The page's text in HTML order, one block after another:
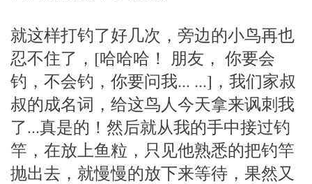
就这样打钓了好几次，旁边的小鸟再也
忍不住了，[哈哈哈！ 朋友， 你要会
钓，不会钓，你要问我... ...]，我们家叔
叔的成名词，给这鸟人今天拿来讽刺我
了...真是的！然后就从我的手中接过钓
竿，在放上鱼粒，只见他熟悉的把钓竿
抛出去，就慢慢的放下来等待，果然又